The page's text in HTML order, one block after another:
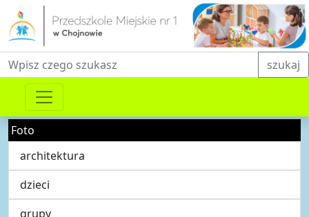
Fraza do wyszukiwania szukaj
Foto
architektura
dzieci
grupy